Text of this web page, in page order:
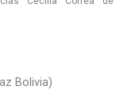
Bolivia)